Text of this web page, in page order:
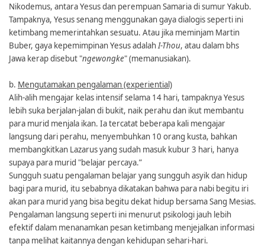
Nikodemus, antara Yesus dan perempuan Samaria di sumur Yakub.
Tampaknya, Yesus senang menggunakan gaya dialogis seperti ini
ketimbang memerintahkan sesuatu. Atau jika meminjam Martin
Buber, gaya kepemimpinan Yesus adalah I-Thou, atau dalam bhs
Jawa kerap disebut "ngewongke" (memanusiakan).
b. Mengutamakan pengalaman (experiential)
Alih-alih mengajar kelas intensif selama 14 hari, tampaknya Yesus
lebih suka berjalan-jalan di bukit, naik perahu dan ikut membantu
para murid menjala ikan. Ia tercatat beberapa kali mengajar
langsung dari perahu, menyembuhkan 10 orang kusta, bahkan
membangkitkan Lazarus yang sudah masuk kubur 3 hari, hanya
supaya para murid "belajar percaya.”
Sungguh suatu pengalaman belajar yang sungguh asyik dan hidup
bagi para murid, itu sebabnya dikatakan bahwa para nabi begitu iri
akan para murid yang bisa begitu dekat hidup bersama Sang Mesias.
Pengalaman langsung seperti ini menurut psikologi jauh lebih
efektif dalam menanamkan pesan ketimbang menjejalkan informasi
tanpa melihat kaitannya dengan kehidupan sehari-hari.